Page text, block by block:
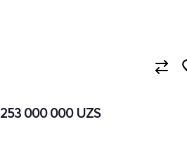
253 000 000 UZS